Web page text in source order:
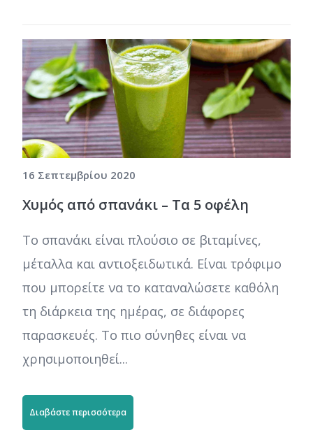
16 Σεπτεμβρίου 2020
Χυμός από σπανάκι – Τα 5 οφέλη
Το σπανάκι είναι πλούσιο σε βιταμίνες,
μέταλλα και αντιοξειδωτικά. Είναι τρόφιμο
που μπορείτε να το καταναλώσετε καθόλη
τη διάρκεια της ημέρας, σε διάφορες
παρασκευές. Το πιο σύνηθες είναι να
χρησιμοποιηθεί...
Διαβάστε περισσότερα